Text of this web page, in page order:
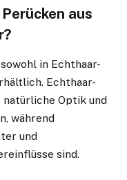
aus
in Echthaar-
Echthaar-
Optik und
während
und
sind.